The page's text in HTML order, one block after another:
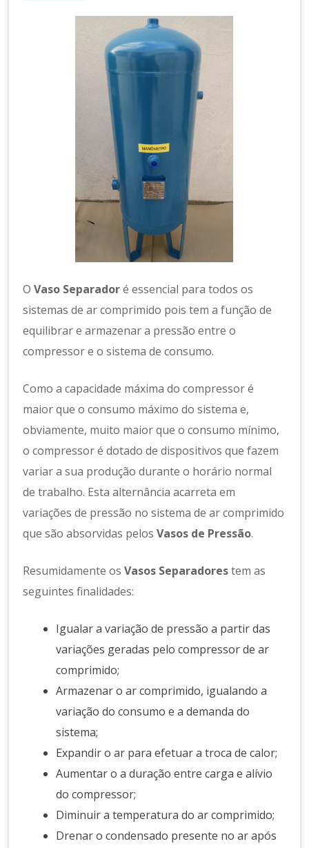
o
OVaso Separadoré essencial para todos os
sistemas de ar comprimido pois tem a função de
equilibrar e armazenar a pressão entre o
compressor e o sistema de consumo.
Como a capacidade máxima do compressor é
maior que o consumo máximo do sistema e,
obviamente, muito maior que o consumo mínimo,
o compressor é dotado de dispositivos que fazem
variar a sua produção durante o horário normal
de trabalho. Esta alternância acarreta em
variações de pressão no sistema de ar comprimido
que são absorvidas pelosVasos de Pressão.
Resumidamente osVasos Separadorestem as
seguintes finalidades:
Igualar a variação de pressão a partir das
variações geradas pelo compressor de ar
comprimido;
Armazenar o ar comprimido, igualando a
variação do consumo e a demanda do
sistema;
Expandir o ar para efetuar a troca de calor;
Aumentar o a duração entre carga e alívio
do compressor;
Diminuir a temperatura do ar comprimido;
Drenar o condensado presente no ar após